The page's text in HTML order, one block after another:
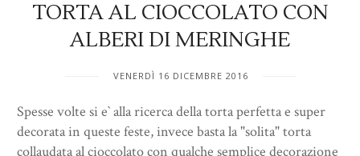
TORTA AL CIOCCOLATO CON
ALBERI DI MERINGHE
VENERDÌ 16 DICEMBRE 2016
Spesse volte si e` alla ricerca della torta perfetta e super
decorata in queste feste, invece basta la "solita" torta
collaudata al cioccolato con qualche semplice decorazione